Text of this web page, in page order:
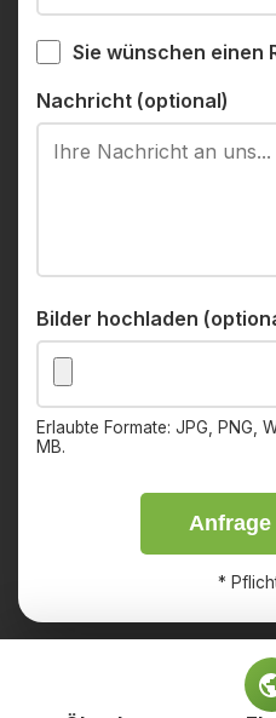
Sie wünschen einen
Nachricht (optional)
Bilder hochladen
Erlaubte Formate: JPG, PNG,
MB.
Anfrage
*